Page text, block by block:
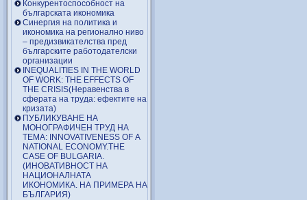
Конкурентоспособност на
българската икономика
Синергия на политика и
икономика на регионално ниво
– предизвикателства пред
българските работодателски
организации
INEQUALITIES IN THE WORLD
OF WORK: THE EFFECTS OF
THE CRISIS(Неравенства в
сферата на труда: ефектите на
кризата)
ПУБЛИКУВАНЕ НА
МОНОГРАФИЧЕН ТРУД НА
ТЕМА: INNOVATIVENESS OF A
NATIONAL ECONOMY.THE
CASE OF BULGARIA.
(ИНОВАТИВНОСТ НА
НАЦИОНАЛНАТА
ИКОНОМИКА. НА ПРИМЕРА НА
БЪЛГАРИЯ)